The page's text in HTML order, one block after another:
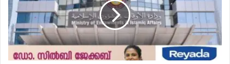
മൂന്ന്
ഉംറ
ഓഫീസുകൾ
മന്ത്രാലയം
അടച്ചുപൂട്ടി